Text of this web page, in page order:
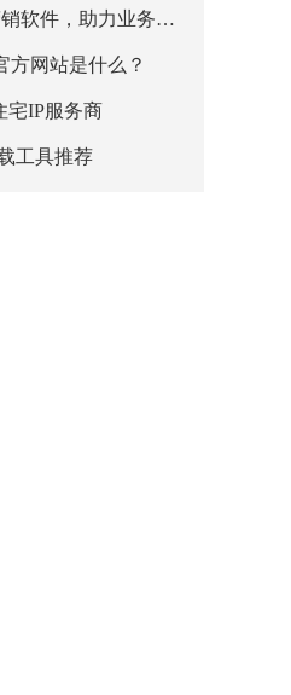
2026年5款facebook营销软件，助力业务平稳运行！
方网站是什么？
宅IP服务商
工具推荐